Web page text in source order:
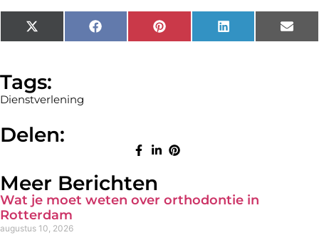
X
(Twitter)
Facebook Pinterest LinkedIn
Tags:
Dienstverlening
Delen:
Meer Berichten
Wat je moet weten over orthodontie in
Rotterdam
augustus 10, 2026